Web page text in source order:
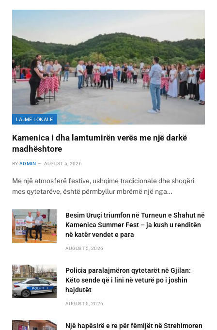
LAJME LOKALE
Kamenica i dha lamtumirën verës me një darkë
madhështore
BY ADMIN AUGUST 5, 2026
Me një atmosferë festive, ushqime tradicionale dhe shoqëri
mes qytetarëve, është përmbyllur mbrëmë një nga…
Besim Uruçi triumfon në Turneun e Shahut në
Kamenica Summer Fest – ja kush u renditën
në katër vendet e para
AUGUST 5, 2026
Policia paralajmëron qytetarët në Gjilan:
Këto sende që i lini në veturë po i joshin
hajdutët
AUGUST 5, 2026
Një hapësirë e re për fëmijët në Strehimoren